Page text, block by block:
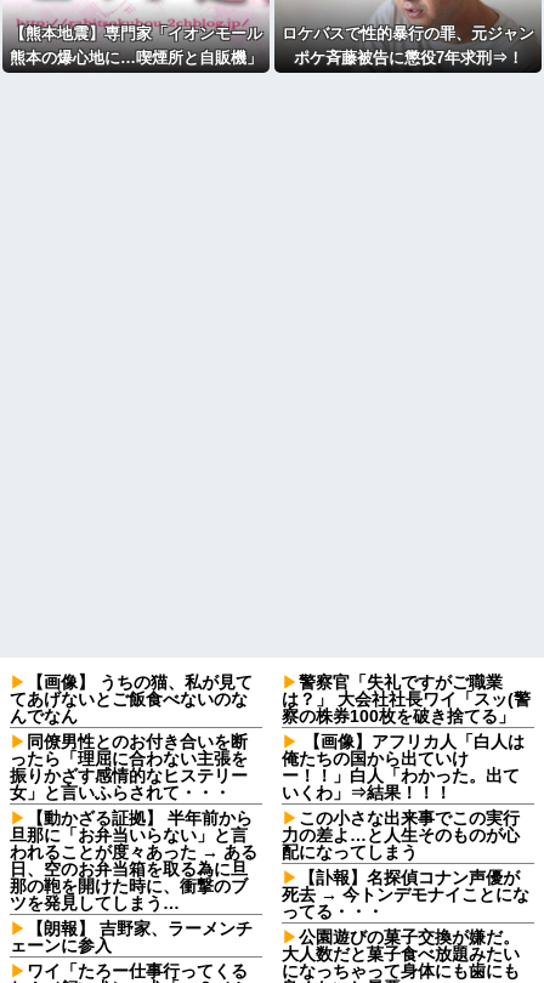
【熊本地震】専門家「イオンモール
熊本の爆心地に…喫煙所と自販機」
ロケバスで性的暴行の罪、元ジャン
ポケ斉藤被告に懲役7年求刑⇒！
【画像】 うちの猫、私が見て
てあげないとご飯食べないのな
んでなん
同僚男性とのお付き合いを断
ったら「理屈に合わない主張を
振りかざす感情的なヒステリー
女」と言いふらされて・・・
【動かざる証拠】 半年前から
旦那に「お弁当いらない」と言
われることが度々あった → ある
日、空のお弁当箱を取る為に旦
那の鞄を開けた時に、衝撃のブ
ツを発見してしまう…
【朗報】 吉野家、ラーメンチ
ェーンに参入
ワイ「たろー仕事行ってくる
警察官「失礼ですがご職業
は？」 大会社社長ワイ「スッ(警
察の株券100枚を破き捨てる」
【画像】アフリカ人「白人は
俺たちの国から出ていけ
ー！！」白人「わかった。出て
いくわ」⇒結果！！！
この小さな出来事でこの実行
力の差よ…と人生そのものが心
配になってしまう
【訃報】名探偵コナン声優が
死去 → 今トンデモナイことにな
ってる・・・
公園遊びの菓子交換が嫌だ。
大人数だと菓子食べ放題みたい
になっちゃって身体にも歯にも